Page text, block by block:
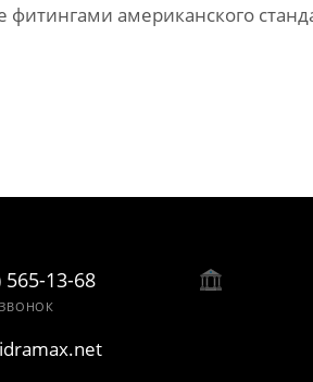
американского
565-13-68